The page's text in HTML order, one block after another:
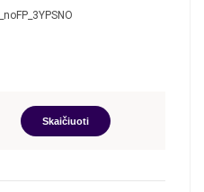
Skaičiuoti